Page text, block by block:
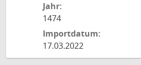
Jahr:
1474
Importdatum:
17.03.2022